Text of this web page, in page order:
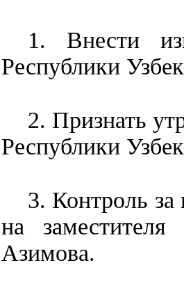
1. Внести
Республики
2. Признать
Республики
3. Контроль за
на
Азимова.